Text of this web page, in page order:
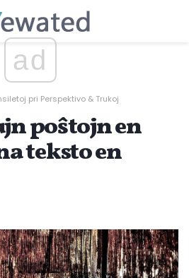
ad
pri Perspektivo & Trukoj
poŝtojn en
teksto en